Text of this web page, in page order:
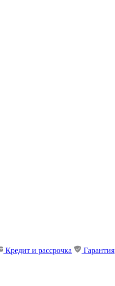
Кредит и рассрочка Гарантия